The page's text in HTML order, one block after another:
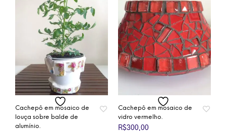
Cachepô em mosaico de
louça sobre balde de
alumínio.
Cachepô em mosaico de
vidro vermelho.
R$300,00